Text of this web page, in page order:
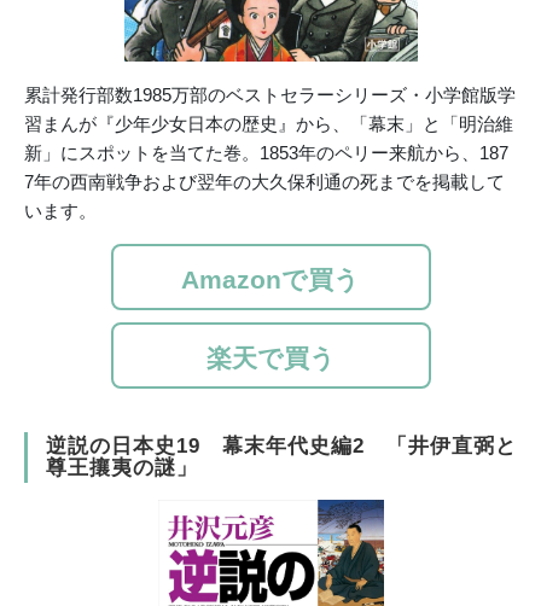
累計発行部数1985万部のベストセラーシリーズ・小学館版学
習まんが『少年少女日本の歴史』から、「幕末」と「明治維
新」にスポットを当てた巻。1853年のペリー来航から、187
7年の西南戦争および翌年の大久保利通の死までを掲載して
います。
Amazonで買う
楽天で買う
逆説の日本史19 幕末年代史編2 「井伊直弼と
尊王攘夷の謎」